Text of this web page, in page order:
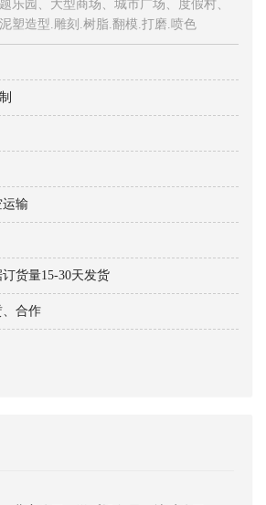
乐园、大型商场、城市广场、度假村、
塑造型.雕刻.树脂.翻模.打磨.喷色
运输
货量15-30天发货
、合作